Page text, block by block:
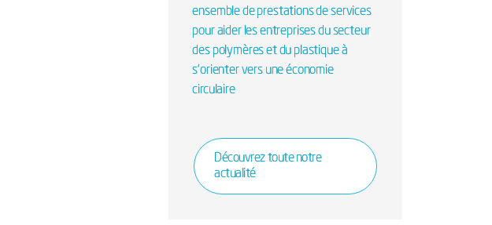
ensemble de prestations de services
pour aider les entreprises du secteur
des polymères et du plastique à
s’orienter vers une économie
circulaire
Découvrez toute notre
actualité